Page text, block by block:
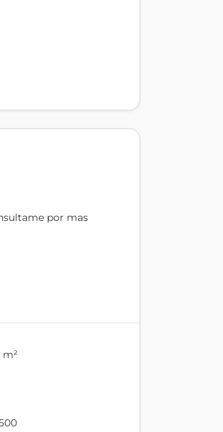
por mas
y
gimnasio y dos
Su sostenida
m²